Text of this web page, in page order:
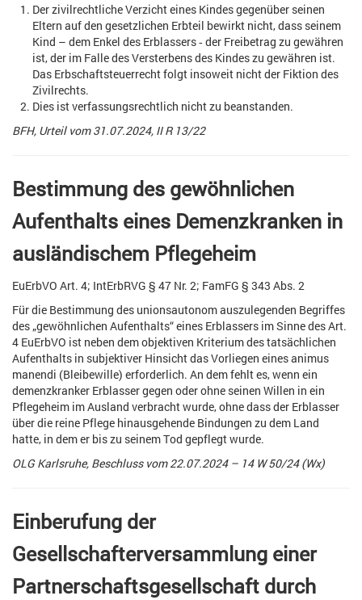
Der zivilrechtliche Verzicht eines Kindes gegenüber seinen
Eltern auf den gesetzlichen Erbteil bewirkt nicht, dass seinem
Kind – dem Enkel des Erblassers ‑ der Freibetrag zu gewähren
ist, der im Falle des Versterbens des Kindes zu gewähren ist.
Das Erbschaftsteuerrecht folgt insoweit nicht der Fiktion des
Zivilrechts.
Dies ist verfassungsrechtlich nicht zu beanstanden.
BFH, Urteil vom 31.07.2024, II R 13/22
Bestimmung des gewöhnlichen
Aufenthalts eines Demenzkranken in
ausländischem Pflegeheim
EuErbVO Art. 4; IntErbRVG § 47 Nr. 2; FamFG § 343 Abs. 2
Für die Bestimmung des unionsautonom auszulegenden Begriffes
des „gewöhnlichen Aufenthalts“ eines Erblassers im Sinne des Art.
4 EuErbVO ist neben dem objektiven Kriterium des tatsächlichen
Aufenthalts in subjektiver Hinsicht das Vorliegen eines animus
manendi (Bleibewille) erforderlich. An dem fehlt es, wenn ein
demenzkranker Erblasser gegen oder ohne seinen Willen in ein
Pflegeheim im Ausland verbracht wurde, ohne dass der Erblasser
über die reine Pflege hinausgehende Bindungen zu dem Land
hatte, in dem er bis zu seinem Tod gepflegt wurde.
OLG Karlsruhe, Beschluss vom 22.07.2024 – 14 W 50/24 (Wx)
Einberufung der
Gesellschafterversammlung einer
Partnerschaftsgesellschaft durch